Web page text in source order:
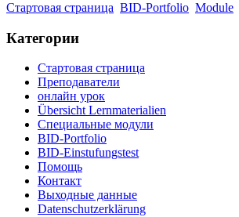
Стартовая страница BID-Portfolio Module
Категории
Стартовая страница
Преподаватели
онлайн урок
Übersicht Lernmaterialien
Специальные модули
BID-Portfolio
BID-Einstufungstest
Помощь
Контакт
Выходные данные
Datenschutzerklärung